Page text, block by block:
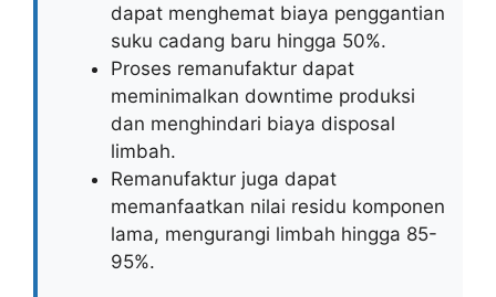
dapat menghemat biaya penggantian
suku cadang baru hingga 50%.
Proses remanufaktur dapat
meminimalkan downtime produksi
dan menghindari biaya disposal
limbah.
Remanufaktur juga dapat
memanfaatkan nilai residu komponen
lama, mengurangi limbah hingga 85-
95%.